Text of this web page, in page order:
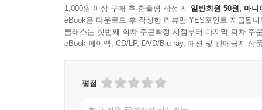
01 포토샵을 실행하지 않고 이미지 편집하는 방법
챗GPT에서 포토샵 기능으로 이미지 작업하기
챗GPT에서 포토샵 사용 범위
02 선택 영역 지정 없이 부분 흑백 이미지 만들기
1,000원 이상 구매 후 한줄평 작성 시 일반회원 50원, 마니
eBook은 다운로드 후 작성한 리뷰만 YES포인트 지급됩니
클래스는 첫번째 회차 주문확정 시점부터 마지막 회차 주
eBook 페이백, CD/LP, DVD/Blu-ray, 패션 및 판매금지 상
평점